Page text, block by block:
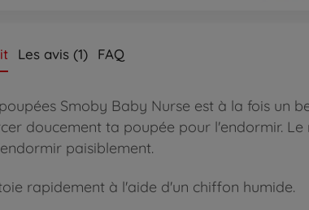
Les avis (1) FAQ
Smoby Baby Nurse est à la fois un
doucement ta poupée pour l'endormir.
paisiblement.
rapidement à l'aide d'un chiffon humide.